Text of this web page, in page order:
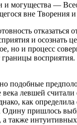
и могущества —
вне Творения и
отказаться
и осознать
но и процесс
восприятия.
подобные
века левшей
как
Одину пришлось
также